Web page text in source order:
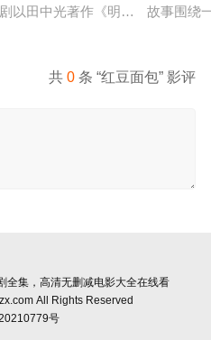
顶级豪华医院“圣菲奥娜医院”
以田中光著作《明治的南丁格尔
故事围绕
共0 条 “红豆面包” 影评
全集，高清无删减电影大全在线看
All Rights Reserved
号